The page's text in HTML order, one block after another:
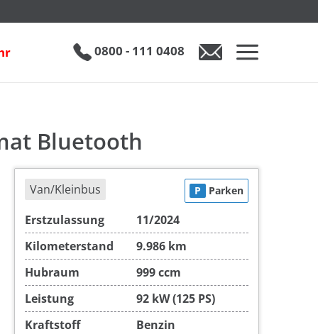
0800 - 111 0408
Bluetooth
Van/Kleinbus P Parken
Erstzulassung
11/2024
Kilometerstand
9.986 km
Hubraum
999 ccm
Leistung
92 kW (125 PS)
Kraftstoff
Benzin